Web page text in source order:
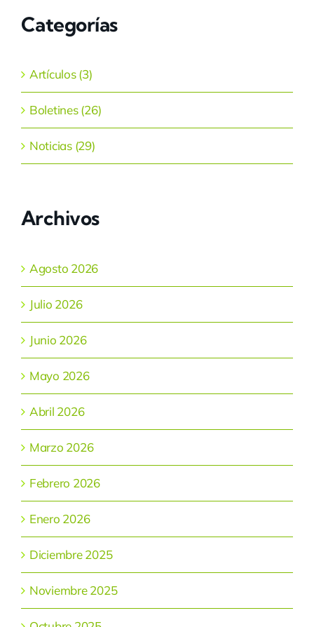
Categorías
Artículos (3)
Boletines (26)
Noticias (29)
Archivos
Agosto 2026
Julio 2026
Junio 2026
Mayo 2026
Abril 2026
Marzo 2026
Febrero 2026
Enero 2026
Diciembre 2025
Noviembre 2025